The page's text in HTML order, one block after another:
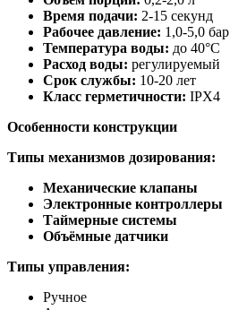
Время подачи: 2-15 секунд
Рабочее давление: 1,0-5,0 бар
Температура воды: до 40°C
Расход воды: регулируемый
Срок службы: 10-20 лет
Класс герметичности: IPX4
Особенности конструкции
Типы механизмов дозирования:
Механические клапаны
Электронные контроллеры
Таймерные системы
Объёмные датчики
Типы управления:
Ручное